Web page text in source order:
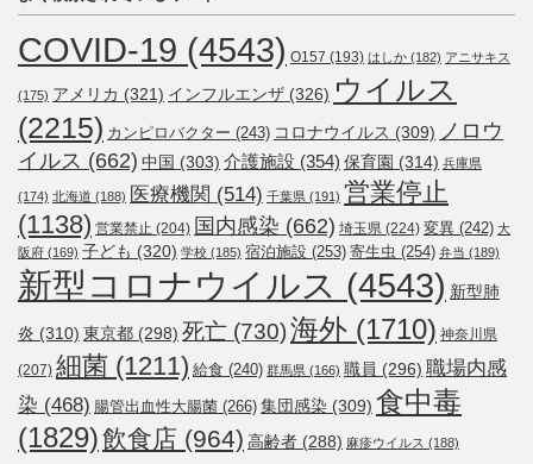
COVID-19 (4543) O157 (193) はしか (182) アニサキス
(175) アメリカ (321) インフルエンザ (326) ウイルス
(2215) カンピロバクター (243) コロナウイルス (309) ノロウ
イルス (662) 中国 (303) 介護施設 (354) 保育園 (314) 兵庫県
(174) 北海道 (188) 医療機関 (514) 千葉県 (191) 営業停止
(1138) 営業禁止 (204) 国内感染 (662) 埼玉県 (224) 変異 (242) 大
阪府 (169) 子ども (320) 学校 (185) 宿泊施設 (253) 寄生虫 (254) 弁当 (189)
新型コロナウイルス (4543) 新型肺
炎 (310) 東京都 (298) 死亡 (730)海外 (1710) 神奈川県
(207) 細菌 (1211) 給食 (240) 群馬県 (166) 職員 (296) 職場内感
染 (468) 腸管出血性大腸菌 (266) 集団感染 (309) 食中毒
(1829)飲食店 (964) 高齢者 (288) 麻疹ウイルス (188)